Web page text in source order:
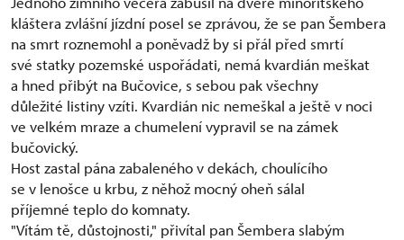
kláštera zvlášní jízdní posel se zprávou, že se pan Šembera
na smrt roznemohl a poněvadž by si přál před smrtí
své statky pozemské uspořádati, nemá kvardián meškat
a hned přibýt na Bučovice, s sebou pak všechny
důležité listiny vzíti. Kvardián nic nemeškal a ještě v noci
ve velkém mraze a chumelení vypravil se na zámek
bučovický.
Host zastal pána zabaleného v dekách, choulícího
se v lenošce u krbu, z něhož mocný oheň sálal
příjemné teplo do komnaty.
"Vítám tě, důstojnosti," přivítal pan Šembera slabým